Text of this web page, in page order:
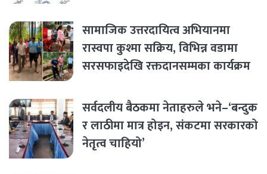
सामाजिक उत्तरदायित्व अभियानमा
रास्वपा कुश्मा सक्रिय, विभिन्न वडामा
सरसफाइदेखि रक्तदानसम्मका कार्यक्रम
सर्वदलीय बैठकमा नेताहरुले भने–‘बन्दुक
र लाठीमा मात्र होइन, संकटमा सरकारको
नेतृत्व चाहियो’